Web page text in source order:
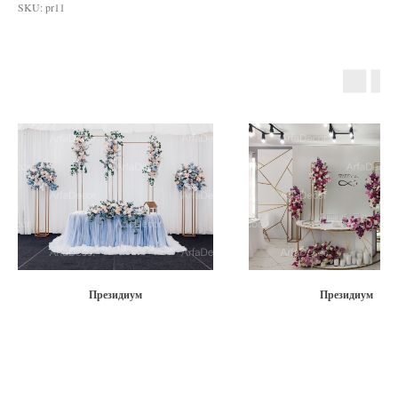
SKU: pr11
Президиум Президиум